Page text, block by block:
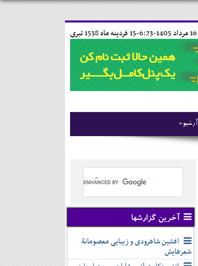
15 فردينه ماه 1538 تبری
آرشیو
آخرین گزارشها
افشین شاهرودی و زیبایی معصومانۀ
شعرهایش